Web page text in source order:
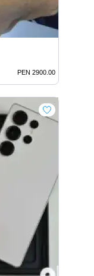
PEN 2900.00